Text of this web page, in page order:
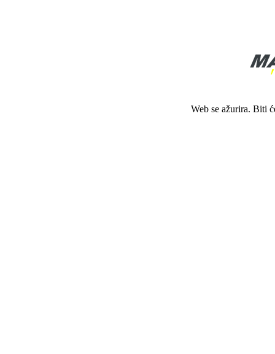
Web se ažurira. Biti